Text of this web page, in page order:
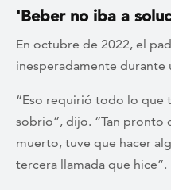
'Beber no iba a
En octubre de 2022, el
inesperadamente
“Eso requirió todo lo que
sobrio”, dijo. “Tan pronto
muerto, tuve que hacer
tercera llamada que hice”.